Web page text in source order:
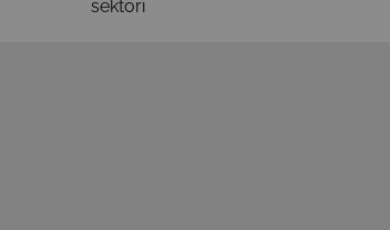
sektori